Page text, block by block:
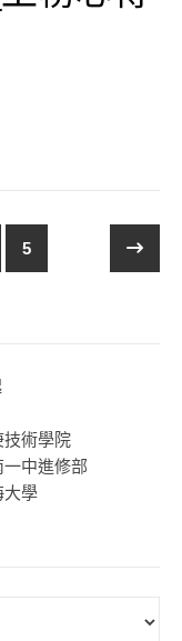
5
技術學院
中進修部
大學